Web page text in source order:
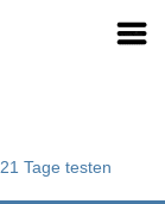
Tage testen